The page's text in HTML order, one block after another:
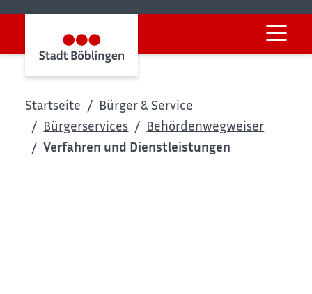
Startseite
Bürger & Service
Bürgerservices
Behördenwegweiser
Verfahren und Dienstleistungen